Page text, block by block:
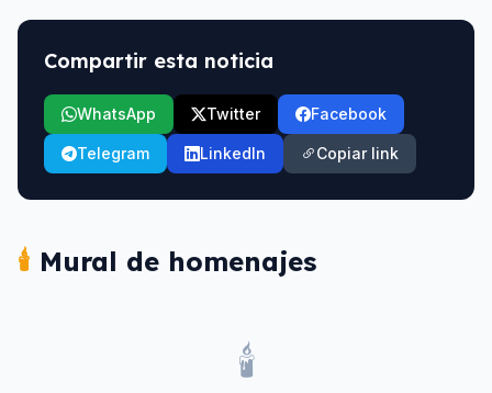
Compartir esta noticia
WhatsApp Twitter Facebook
Telegram LinkedIn Copiar link
🕯️ Mural de homenajes
🕯️